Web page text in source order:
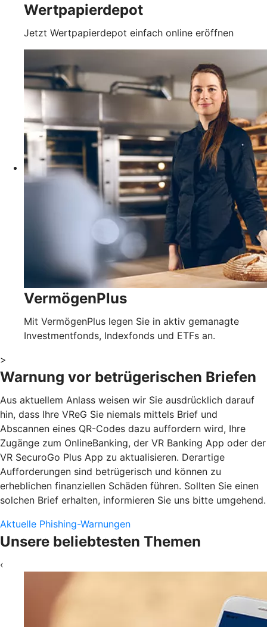
Wertpapierdepot
Jetzt Wertpapierdepot einfach online eröffnen
VermögenPlus
Mit VermögenPlus legen Sie in aktiv gemanagte
Investmentfonds, Indexfonds und ETFs an.
>
Warnung vor betrügerischen Briefen
Aus aktuellem Anlass weisen wir Sie ausdrücklich darauf
hin, dass Ihre VReG Sie niemals mittels Brief und
Abscannen eines QR-Codes dazu auffordern wird, Ihre
Zugänge zum OnlineBanking, der VR Banking App oder der
VR SecuroGo Plus App zu aktualisieren. Derartige
Aufforderungen sind betrügerisch und können zu
erheblichen finanziellen Schäden führen. Sollten Sie einen
solchen Brief erhalten, informieren Sie uns bitte umgehend.
Aktuelle Phishing-Warnungen
Unsere beliebtesten Themen
‹